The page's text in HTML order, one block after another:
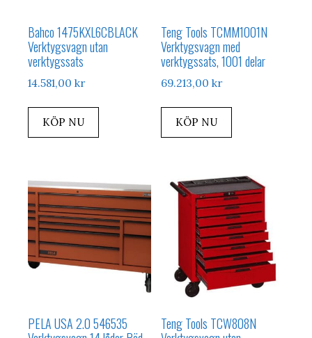
Bahco 1475KXL6CBLACK
Verktygsvagn utan
verktygssats
14.581,00 kr
KÖP NU
Teng Tools TCMM1001N
Verktygsvagn med
verktygssats, 1001 delar
69.213,00kr
KÖP NU
PELA USA 2.0 546535
Teng Tools TCW808N